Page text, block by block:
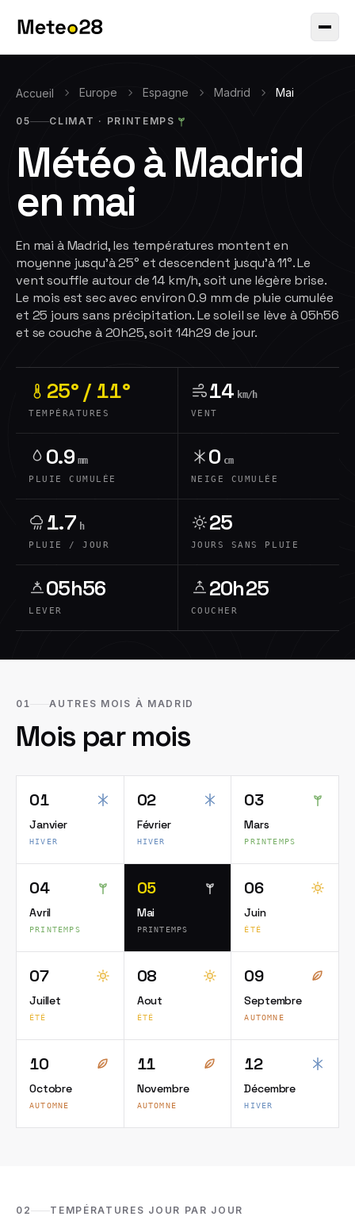
Accueil Europe Espagne Madrid Mai
05 CLIMAT · PRINTEMPS
Météo àMadrid
en mai
En mai à Madrid, les températures montent en
moyenne jusqu'à 25° et descendent jusqu'à 11°. Le
vent souffle autour de 14 km/h, soit une légère brise.
Le mois est sec avec environ 0.9 mm de pluie cumulée
et 25 jours sans précipitation. Le soleil se lève à 05h56
et se couche à 20h25, soit 14h29 de jour.
25° / 11°
TEMPÉRATURES
14 km/h
VENT
0.9 mm
PLUIE CUMULÉE
0 cm
NEIGE CUMULÉE
1.7 h
PLUIE / JOUR
25
JOURS SANS PLUIE
05h56
LEVER
20h25
COUCHER
01 AUTRES MOIS À MADRID
Mois par mois
01
Janvier
HIVER
02
Février
HIVER
03
Mars
PRINTEMPS
04
Avril
PRINTEMPS
05
Mai
PRINTEMPS
06
Juin
ÉTÉ
07
Juillet
ÉTÉ
08
Aout
ÉTÉ
09
Septembre
AUTOMNE
10
Octobre
AUTOMNE
11
Novembre
AUTOMNE
12
Décembre
HIVER
02 TEMPÉRATURES JOUR PAR JOUR